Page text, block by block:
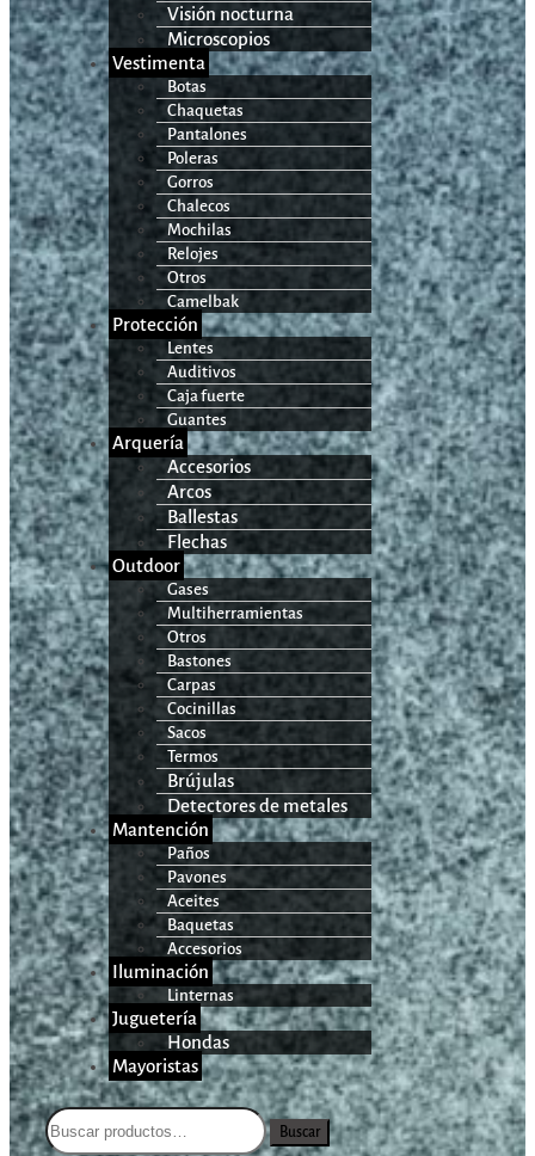
Visión nocturna
Microscopios
Vestimenta
Botas
Chaquetas
Pantalones
Poleras
Gorros
Chalecos
Mochilas
Relojes
Otros
Camelbak
Protección
Lentes
Auditivos
Caja fuerte
Guantes
Arquería
Accesorios
Arcos
Ballestas
Flechas
Outdoor
Gases
Multiherramientas
Otros
Bastones
Carpas
Cocinillas
Sacos
Termos
Brújulas
Detectores de metales
Mantención
Paños
Pavones
Aceites
Baquetas
Accesorios
Iluminación
Linternas
Juguetería
Hondas
Mayoristas
Buscar